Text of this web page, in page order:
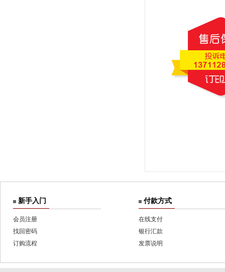
新手入门
会员注册
找回密码
订购流程
付款方式
在线支付
银行汇款
发票说明